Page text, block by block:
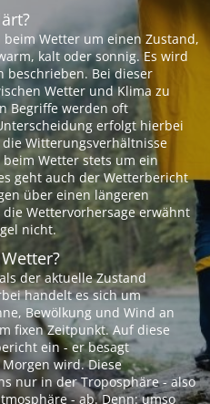
Wetter um einen Zustand,
kalt oder sonnig. Es wird
beschrieben. Bei dieser
Wetter und Klima zu
Begriffe werden oft
erfolgt hierbei
Witterungsverhältnisse
Wetter stets um ein
geht auch der Wetterbericht
über einen längeren
Wettervorhersage erwähnt
nicht.
der aktuelle Zustand
handelt es sich um
Bewölkung und Wind an
fixen Zeitpunkt. Auf diese
ein - er besagt
wird. Diese
nur in der Troposphäre - also
- ab. Denn: umso